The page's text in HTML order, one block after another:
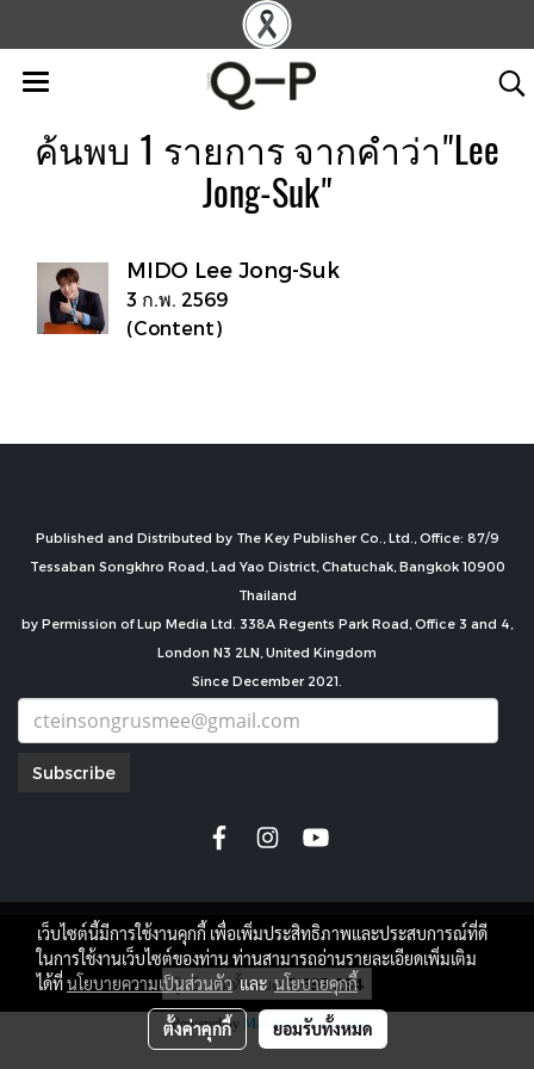
ค้นพบ 1 รายการ จากคำว่า"Lee
Jong-Suk"
MIDO Lee Jong-Suk
3 ก.พ. 2569
(Content)
Published and Distributed by The Key Publisher Co., Ltd., Office: 87/9
Tessaban Songkhro Road, Lad Yao District, Chatuchak, Bangkok 10900
Thailand
by Permission of Lup Media Ltd. 338A Regents Park Road, Office 3 and 4,
London N3 2LN, United Kingdom
Since December 2021.
Subscribe
copyright by
ผู้เข้าชมทั้งหมด7,695,284
Powered by MakeWebEasy.com
เว็บไซต์นี้มีการใช้งานคุกกี้ เพื่อเพิ่มประสิทธิภาพและประสบการณ์ที่ดี
ในการใช้งานเว็บไซต์ของท่าน ท่านสามารถอ่านรายละเอียดเพิ่มเติม
ได้ที่นโยบายความเป็นส่วนตัวและนโยบายคุกกี้
ตั้งค่าคุกกี้ ยอมรับทั้งหมด